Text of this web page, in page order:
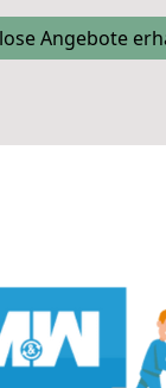
Angebote